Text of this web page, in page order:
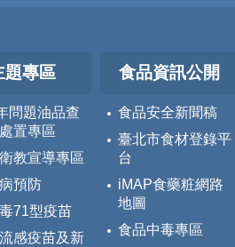
題專區
問題油品查
置專區
教宣導專區
預防
71型疫苗
感疫苗及新
食品資訊公開
食品安全新聞稿
臺北市食材登錄平
台
iMAP食藥粧網路
地圖
食品中毒專區